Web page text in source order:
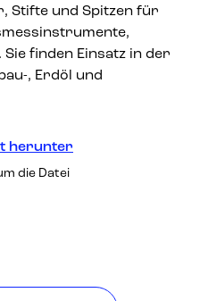
Stifte und Spitzen für
finden Einsatz in der
, Erdöl und
herunter
die Datei